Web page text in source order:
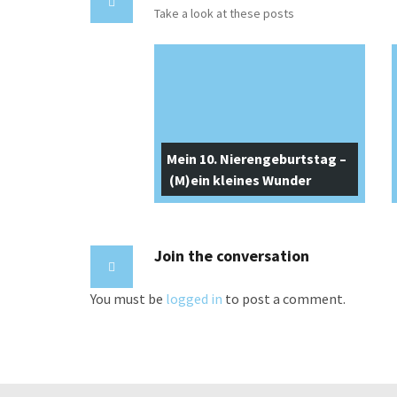
Take a look at these posts
Mein 10. Nierengeburtstag –
(M)ein kleines Wunder
Join the conversation
You must be logged in to post a comment.